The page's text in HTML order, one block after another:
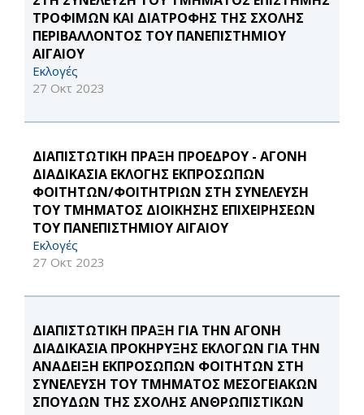
ΤΡΟΦΙΜΩΝ ΚΑΙ ΔΙΑΤΡΟΦΗΣ ΤΗΣ ΣΧΟΛΗΣ
ΠΕΡΙΒΑΛΛΟΝΤΟΣ ΤΟΥ ΠΑΝΕΠΙΣΤΗΜΙΟΥ
ΑΙΓΑΙΟΥ
Εκλογές
27 Οκτ 2023
ΔΙΑΠΙΣΤΩΤΙΚΗ ΠΡΑΞΗ ΠΡΟΕΔΡΟΥ - ΑΓΟΝΗ
ΔΙΑΔΙΚΑΣΙΑ ΕΚΛΟΓΗΣ ΕΚΠΡΟΣΩΠΩΝ
ΦΟΙΤΗΤΩΝ/ΦΟΙΤΗΤΡΙΩΝ ΣΤΗ ΣΥΝΕΛΕΥΣΗ
ΤΟΥ ΤΜΗΜΑΤΟΣ ΔΙΟΙΚΗΣΗΣ ΕΠΙΧΕΙΡΗΣΕΩΝ
ΤΟΥ ΠΑΝΕΠΙΣΤΗΜΙΟΥ ΑΙΓΑΙΟΥ
Εκλογές
27 Οκτ 2023
ΔΙΑΠΙΣΤΩΤΙΚΗ ΠΡΑΞΗ ΓΙΑ ΤΗΝ ΑΓΟΝΗ
ΔΙΑΔΙΚΑΣΙΑ ΠΡΟΚΗΡΥΞΗΣ ΕΚΛΟΓΩΝ ΓΙΑ ΤΗΝ
ΑΝΑΔΕΙΞΗ ΕΚΠΡΟΣΩΠΩΝ ΦΟΙΤΗΤΩΝ ΣΤΗ
ΣΥΝΕΛΕΥΣΗ ΤΟΥ ΤΜΗΜΑΤΟΣ ΜΕΣΟΓΕΙΑΚΩΝ
ΣΠΟΥΔΩΝ ΤΗΣ ΣΧΟΛΗΣ ΑΝΘΡΩΠΙΣΤΙΚΩΝ